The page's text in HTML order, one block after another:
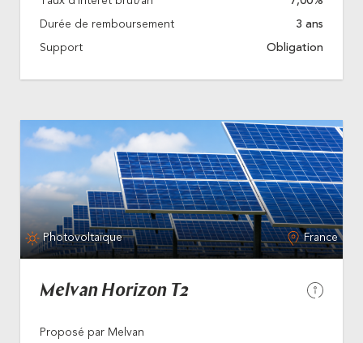
Durée de remboursement 3 ans
Support Obligation
Photovoltaïque France
Melvan Horizon T2
Proposé par Melvan